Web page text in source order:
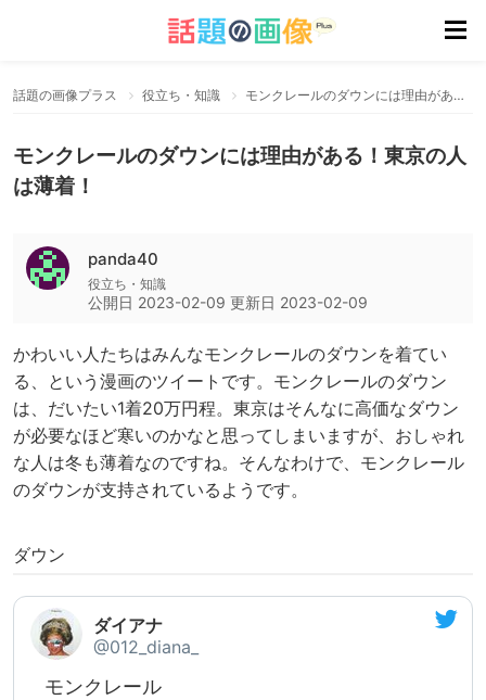
話題の画像プラス 役立ち・知識 モンクレールのダウンには理由がある！東京の人は薄着！
モンクレールのダウンには理由がある！東京の人
は薄着！
panda40
役立ち・知識
公開日 2023-02-09 更新日 2023-02-09
かわいい人たちはみんなモンクレールのダウンを着てい
る、という漫画のツイートです。モンクレールのダウン
は、だいたい1着20万円程。東京はそんなに高価なダウン
が必要なほど寒いのかなと思ってしまいますが、おしゃれ
な人は冬も薄着なのですね。そんなわけで、モンクレール
のダウンが支持されているようです。
ダウン
ダイアナ
@012_diana_
モンクレール